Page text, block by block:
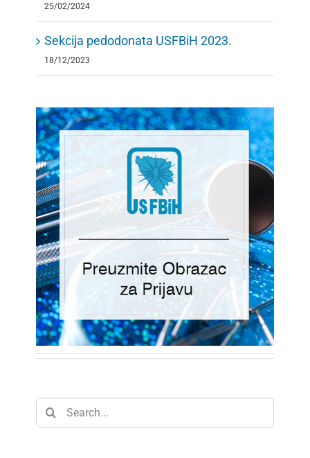
25/02/2024
Sekcija pedodonata USFBiH 2023.
18/12/2023
Search
for: